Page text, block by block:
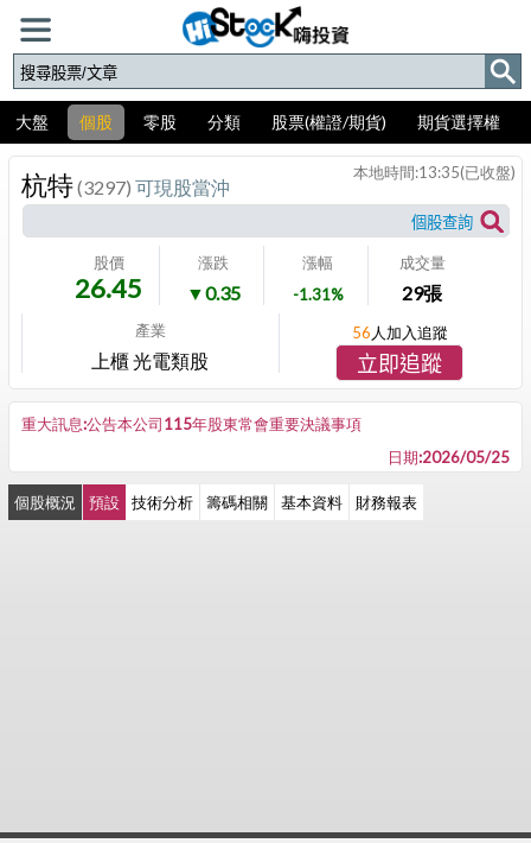
大盤 個股 零股 分類 股票(權證/期貨) 期貨選擇權
杭特(3297) 可現股當沖
股價
26.45
漲跌
▼0.35
漲幅
-1.31%
成交量
29張
產業
上櫃 光電類股
本地時間:13:35(已收盤)
56 人加入追蹤
立即追蹤
重大訊息:公告本公司115年股東常會重要決議事項
日期:2026/05/25
個股概況 預設 技術分析 籌碼相關 基本資料 財務報表